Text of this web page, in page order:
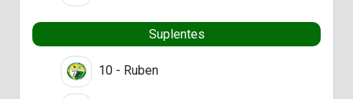
Suplentes
10 - Ruben